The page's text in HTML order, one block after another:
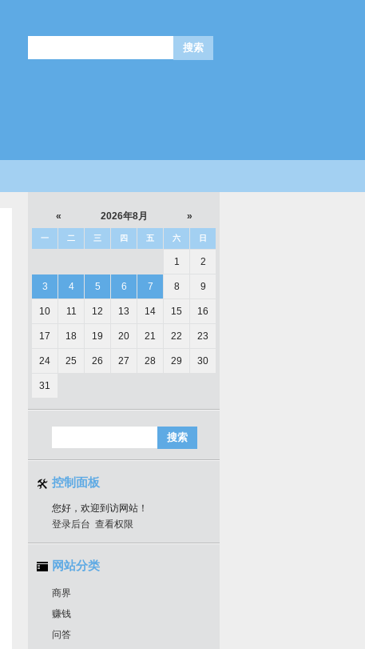
« 2026年8月 »
一 二 三 四 五 六 日
1 2
3 4 5 6 7 8 9
10 11 12 13 14 15 16
17 18 19 20 21 22 23
24 25 26 27 28 29 30
31
控制面板
您好，欢迎到访网站！
登录后台 查看权限
网站分类
商界
赚钱
问答